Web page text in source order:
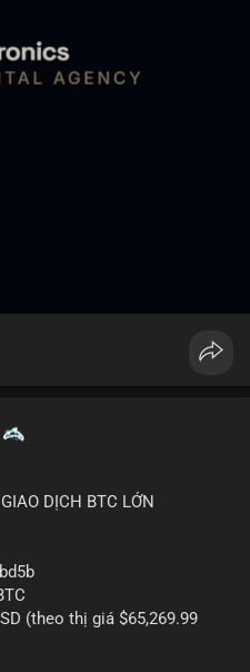
DỊCH BTC LỚN
(theo thị giá $65,269.99